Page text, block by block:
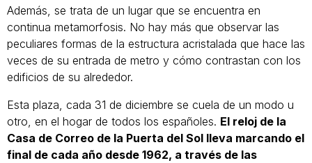
Además, se trata de un lugar que se encuentra en
continua metamorfosis. No hay más que observar las
peculiares formas de la estructura acristalada que hace las
veces de su entrada de metro y cómo contrastan con los
edificios de su alrededor.
Esta plaza, cada 31 de diciembre se cuela de un modo u
otro, en el hogar de todos los españoles. El reloj de la
Casa de Correo de la Puerta del Sol lleva marcando el
final de cada año desde 1962, a través de las